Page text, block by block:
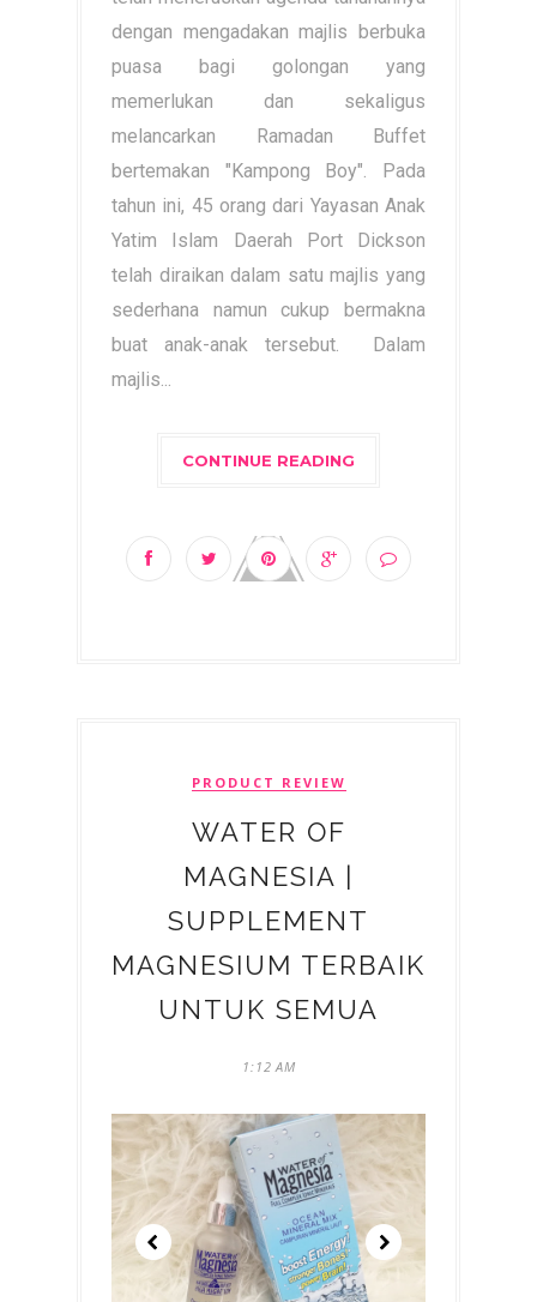
dengan mengadakan majlis berbuka
puasa bagi golongan yang
memerlukan dan sekaligus
melancarkan Ramadan Buffet
bertemakan "Kampong Boy". Pada
tahun ini, 45 orang dari Yayasan Anak
Yatim Islam Daerah Port Dickson
telah diraikan dalam satu majlis yang
sederhana namun cukup bermakna
buat anak-anak tersebut. Dalam
majlis...
CONTINUE READING
PRODUCT REVIEW
WATER OF
MAGNESIA |
SUPPLEMENT
MAGNESIUM TERBAIK
UNTUK SEMUA
1:12 AM